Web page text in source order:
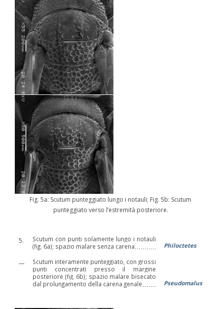
Fig. 5a: Scutum punteggiato lungo i notauli; Fig. 5b: Scutum
punteggiato verso l’estremità posteriore.
5.
Scutum con punti solamente lungo i notauli
(fig. 6a); spazio malare senza carena
Philoctetes
—
Scutum interamente punteggiato, con grossi
punti concentrati presso il margine
posteriore (fig. 6b); spazio malare bisecato
dal prolungamento della carena genale
Pseudomalus